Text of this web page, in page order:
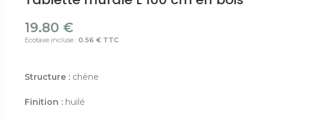
19.80 €
Ecotaxe incluse :0.56 € TTC
Structure :chêne
Finition :huilé